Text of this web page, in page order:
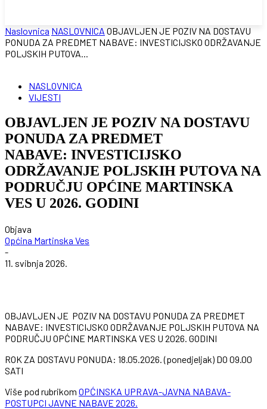
Naslovnica NASLOVNICA OBJAVLJEN JE POZIV NA DOSTAVU
PONUDA ZA PREDMET NABAVE: INVESTICIJSKO ODRŽAVANJE
POLJSKIH PUTOVA...
NASLOVNICA
VIJESTI
OBJAVLJEN JE POZIV NA DOSTAVU
PONUDA ZA PREDMET
NABAVE: INVESTICIJSKO
ODRŽAVANJE POLJSKIH PUTOVA NA
PODRUČJU OPĆINE MARTINSKA
VES U 2026. GODINI
Objava
Općina Martinska Ves
-
11. svibnja 2026.
OBJAVLJEN JE POZIV NA DOSTAVU PONUDA ZA PREDMET
NABAVE: INVESTICIJSKO ODRŽAVANJE POLJSKIH PUTOVA NA
PODRUČJU OPĆINE MARTINSKA VES U 2026. GODINI
ROK ZA DOSTAVU PONUDA: 18.05.2026. (ponedjeljak) DO 09.00
SATI
Više pod rubrikom OPĆINSKA UPRAVA-JAVNA NABAVA-
POSTUPCI JAVNE NABAVE 2026.